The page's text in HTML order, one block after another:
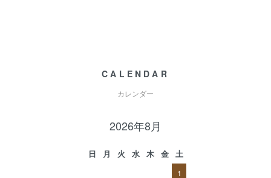
CALENDAR
カレンダー
2026年8月
日 月 火 水 木 金
土
1